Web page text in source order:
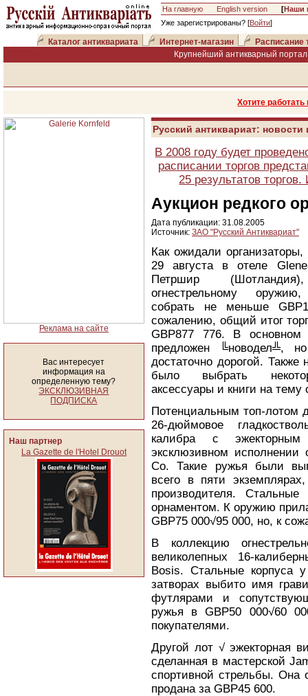
На главную English version [Наши
Уже зарегистрированы? [Войти]
Каталог антиквариата Интернет-магазин
Расписание
Крупнейший антикварный
Хотите
Реклама на сайте
Вас интересует
информация на
определенную тему?
ЭКСКЛЮЗИВНАЯ
ПОДПИСКА
Наш партнер
La Gazette de l'Hotel Drouot
Русский антиквариат:
В 2008 году будет
расписании торгов
25 результатов
Аукцион редкого
Дата публикации: 31.08.2005
Источник: ЗАО "Русский Антиквариат"
Как ожидали
29 августа в отеле
Петршир
огнестрельному
собрать не меньше
сожалению, общий итог
GBP877 776. В основном
предложен ╚новодел╩,
достаточно дорогой. Также
было выбрать
аксессуары и книги на тему
Потенциальным топ-лотом
26-дюймовое
калибра с
эксклюзивном
Co. Такие ружья были
всего в пяти
производителя.
орнаментом. К оружию
GBP75 000√95 000, но, к
В коллекцию
великолепных 16-
Bosis. Стальные корпуса
затворах выбито имя
футлярами и
ружья в GBP50 000√60
покупателями.
Другой лот √ эжекторная
сделанная в мастерской
спортивной стрельбы. Она
продана за GBP45 600.